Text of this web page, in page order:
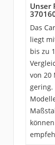
Unser
Das
liegt
bis zu
von 20
gering.